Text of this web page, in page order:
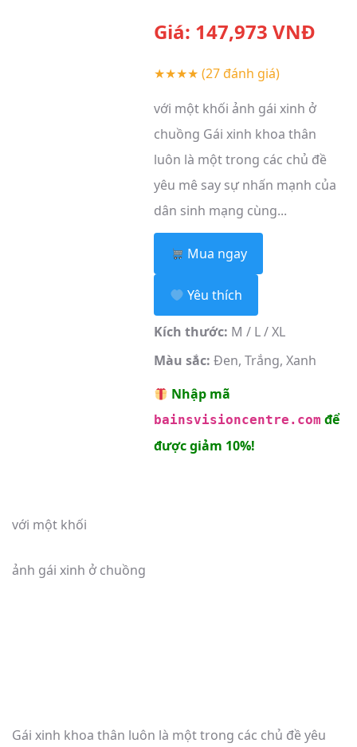
Giá: 147,973 VNĐ
★★★★ (27 đánh giá)
với một khối ảnh gái xinh ở
chuồng Gái xinh khoa thân
luôn là một trong các chủ đề
yêu mê say sự nhấn mạnh của
dân sinh mạng cùng...
Mua ngay
Yêu thích
Kích thước: M / L / XL
Màu sắc: Đen, Trắng, Xanh
Nhập mã
bainsvisioncentre.com để
được giảm 10%!
với một khối
ảnh gái xinh ở chuồng
Gái xinh khoa thân luôn là một trong các chủ đề yêu